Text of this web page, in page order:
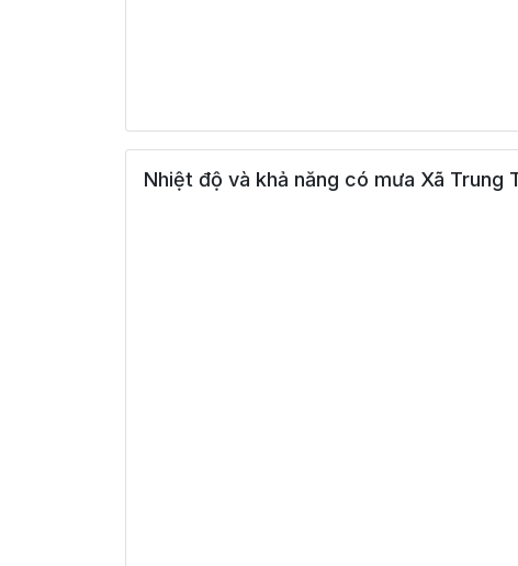
Nhiệt độ và khả năng có mưa Xã Trung